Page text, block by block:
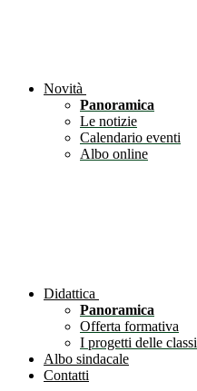
Novità
Panoramica
Le notizie
Calendario eventi
Albo online
Didattica
Panoramica
Offerta formativa
I progetti delle classi
Albo sindacale
Contatti